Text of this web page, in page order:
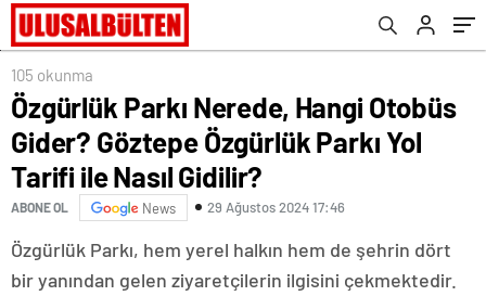
Gidilir?
105 okunma
Özgürlük Parkı Nerede, Hangi Otobüs
Gider? Göztepe Özgürlük Parkı Yol
Tarifi ile Nasıl Gidilir?
ABONE OL News 29 Ağustos 2024 17:46
Özgürlük Parkı, hem yerel halkın hem de şehrin dört
bir yanından gelen ziyaretçilerin ilgisini çekmektedir.